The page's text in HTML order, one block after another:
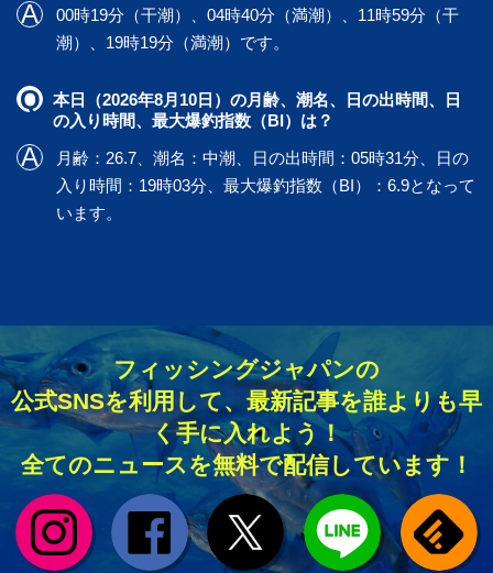
00時19分（干潮）、04時40分（満潮）、11時59分（干
潮）、19時19分（満潮）です。
本日（2026年8月10日）の月齢、潮名、日の出時間、日
の入り時間、最大爆釣指数（BI）は？
月齢：26.7、潮名：中潮、日の出時間：05時31分、日の
入り時間：19時03分、最大爆釣指数（BI）：6.9となって
います。
フィッシングジャパンの
公式SNSを利用して、最新記事を誰よりも早
く手に入れよう！
全てのニュースを無料で配信しています！